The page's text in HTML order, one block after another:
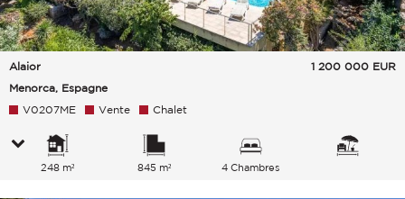
Alaior
Menorca, Espagne
1 200 000 EUR
V0207ME Vente Chalet
248 m² 845 m² 4 Chambres